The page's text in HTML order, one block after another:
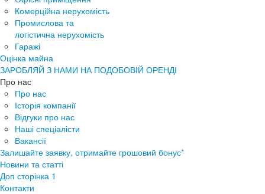
Комерційна нерухомість
Промислова та
логістична нерухомість
Гаражі
Оцінка майна
ЗАРОБЛЯЙ З НАМИ НА ПОДОБОВІЙ ОРЕНДІ
Про нас
Про нас
Історія компанії
Відгуки про нас
Наші спеціалісти
Вакансії
Залишайте заявку, отримайте грошовий бонус*
Новини та статті
Доп сторінка 1
Контакти